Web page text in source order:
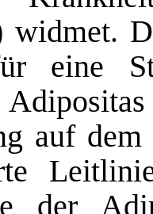
widmet.
eine
auf
der